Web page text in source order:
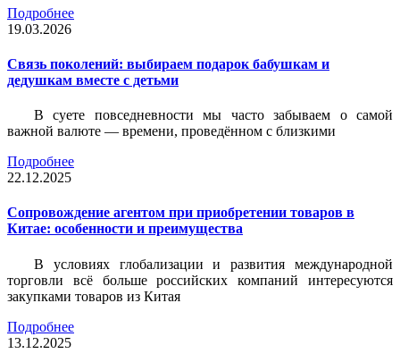
Подробнее
19.03.2026
Связь поколений: выбираем подарок бабушкам и
дедушкам вместе с детьми
В суете повседневности мы часто забываем о самой
важной валюте — времени, проведённом с близкими
Подробнее
22.12.2025
Сопровождение агентом при приобретении товаров в
Китае: особенности и преимущества
В условиях глобализации и развития международной
торговли всё больше российских компаний интересуются
закупками товаров из Китая
Подробнее
13.12.2025